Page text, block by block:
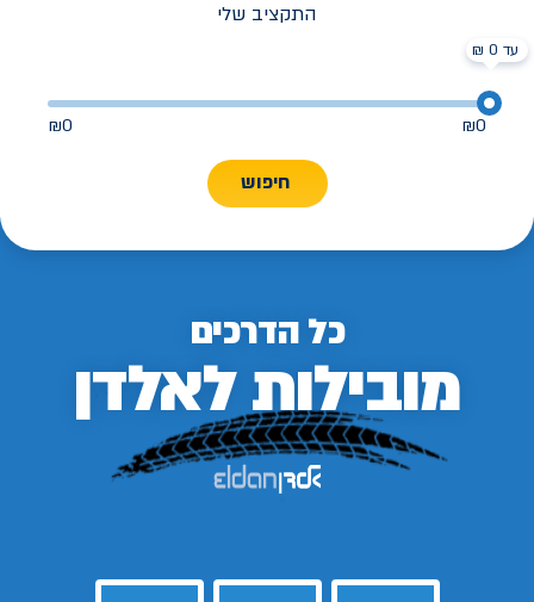
התקציב שלי
₪0
₪0
חיפוש
כל הדרכים
מובילות לאלדן
עד 0 ₪